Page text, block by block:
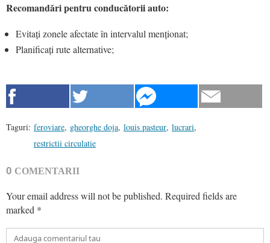
Recomandări pentru conducătorii auto:
Evitați zonele afectate în intervalul menționat;
Planificați rute alternative;
Taguri: feroviare, gheorghe doja, louis pasteur, lucrari,
restrictii circulatie
0 COMENTARII
Your email address will not be published. Required fields are
marked *